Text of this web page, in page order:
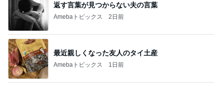
返す言葉が見つからない夫の言葉
Amebaトピックス 2日前
最近親しくなった友人のタイ土産
Amebaトピックス 1日前